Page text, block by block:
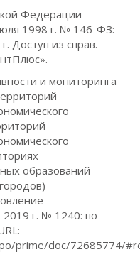
Федерации
1998 г. № 146-ФЗ:
Доступ из справ.
и мониторинга
образований
г. № 1240: по
prime/doc/72685774/